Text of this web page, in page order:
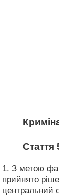
Стаття
1. З метою
прийнято
центральний